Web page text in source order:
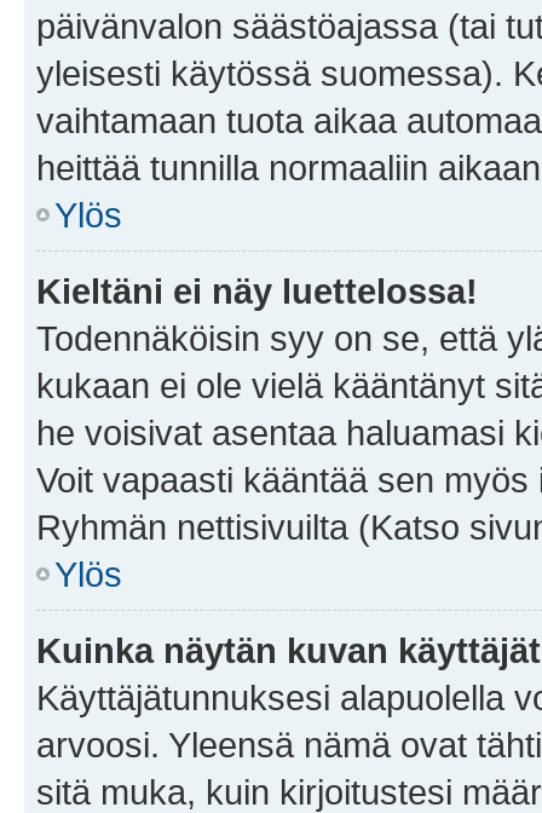
päivänvalon säästöajassa (tai
yleisesti käytössä suomessa).
vaihtamaan tuota aikaa
heittää tunnilla normaaliin
Ylös
Kieltäni ei näy luettelossa!
Todennäköisin syy on se, että
kukaan ei ole vielä kääntänyt
he voisivat asentaa haluamasi
Voit vapaasti kääntää sen
Ryhmän nettisivuilta (Katso
Ylös
Kuinka näytän kuvan
Käyttäjätunnuksesi alapuolella
arvoosi. Yleensä nämä ovat
sitä muka, kuin kirjoitustesi